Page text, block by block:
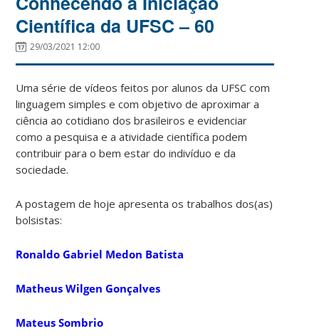
Científica da UFSC – 60
29/03/2021 12:00
Uma série de vídeos feitos por alunos da UFSC com
linguagem simples e com objetivo de aproximar a
ciência ao cotidiano dos brasileiros e evidenciar
como a pesquisa e a atividade científica podem
contribuir para o bem estar do indivíduo e da
sociedade.
A postagem de hoje apresenta os trabalhos dos(as)
bolsistas:
Ronaldo Gabriel Medon Batista
Matheus Wilgen Gonçalves
Mateus Sombrio